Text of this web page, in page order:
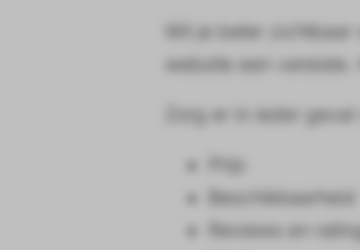
Wil je beter
website een
Zorg er in ieder
Beschikbaarheid
Reviews en